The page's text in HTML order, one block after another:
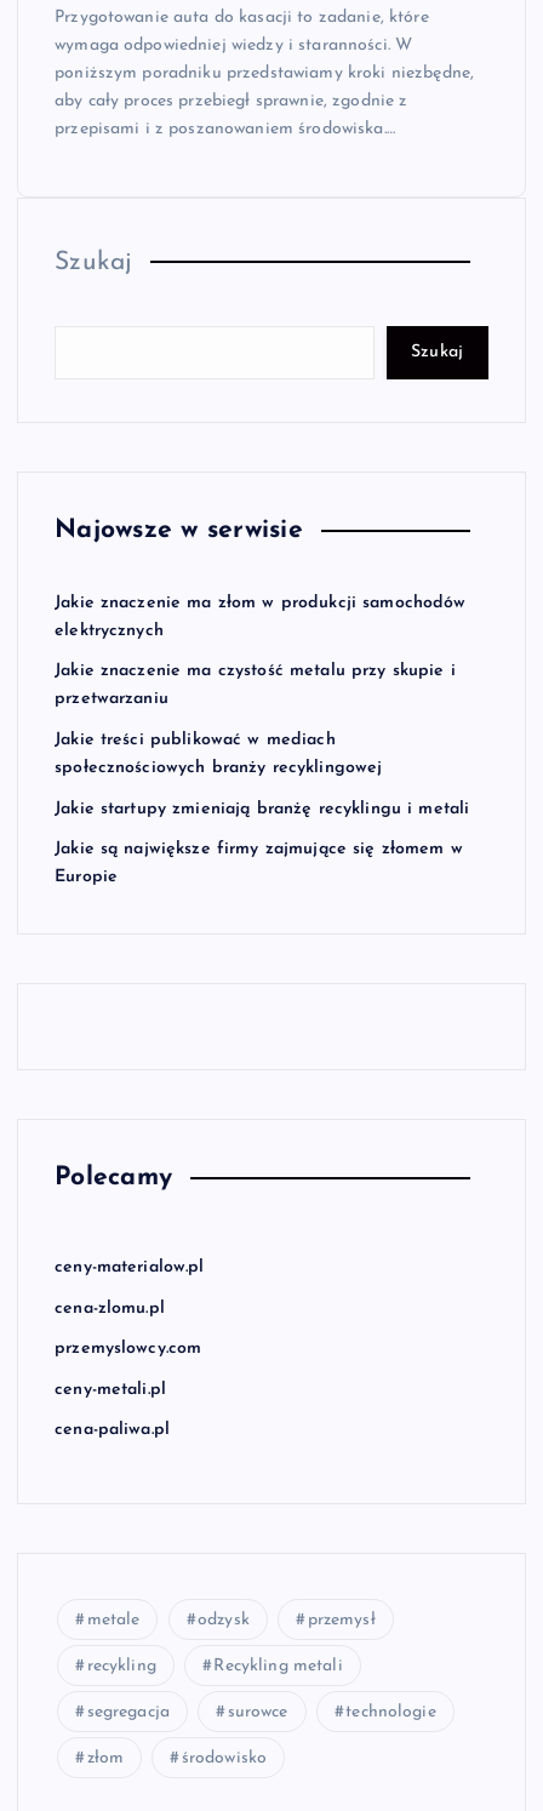
Przygotowanie auta do kasacji to zadanie, które
wymaga odpowiedniej wiedzy i staranności. W
poniższym poradniku przedstawiamy kroki niezbędne,
aby cały proces przebiegł sprawnie, zgodnie z
przepisami i z poszanowaniem środowiska.…
Szukaj
Szukaj
Najowsze w serwisie
Jakie znaczenie ma złom w produkcji samochodów
elektrycznych
Jakie znaczenie ma czystość metalu przy skupie i
przetwarzaniu
Jakie treści publikować w mediach
społecznościowych branży recyklingowej
Jakie startupy zmieniają branżę recyklingu i metali
Jakie są największe firmy zajmujące się złomem w
Europie
Polecamy
ceny-materialow.pl
cena-zlomu.pl
przemyslowcy.com
ceny-metali.pl
cena-paliwa.pl
metale odzysk przemysł
recykling Recykling metali
segregacja surowce technologie
złom środowisko